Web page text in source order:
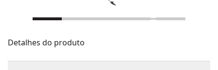
Detalhes do produto